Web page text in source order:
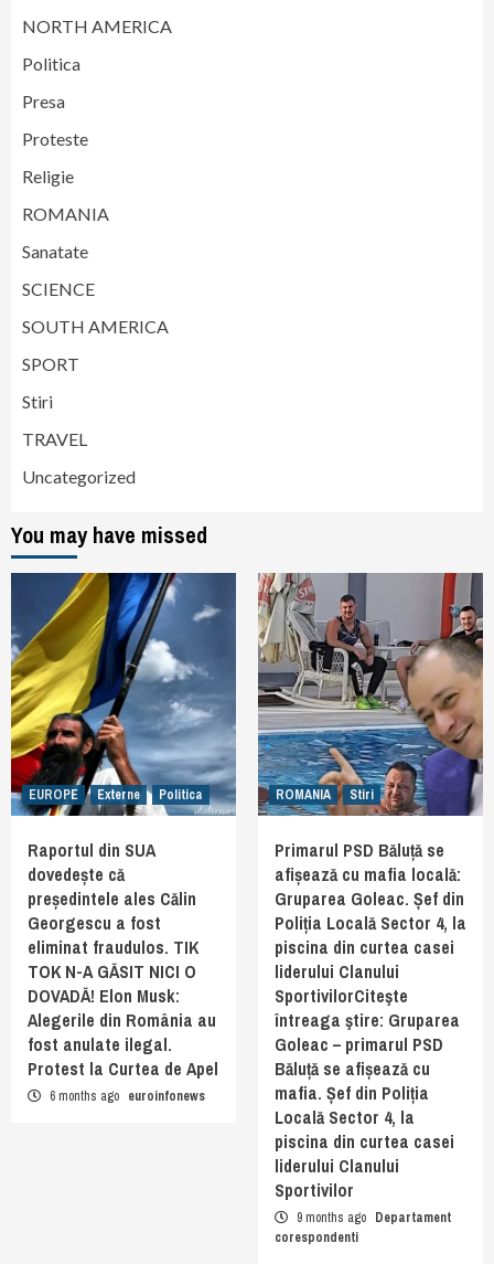
NORTH AMERICA
Politica
Presa
Proteste
Religie
ROMANIA
Sanatate
SCIENCE
SOUTH AMERICA
SPORT
Stiri
TRAVEL
Uncategorized
You may have missed
EUROPE Externe Politica
Raportul din SUA
dovedește că
președintele ales Călin
Georgescu a fost
eliminat fraudulos. TIK
TOK N-A GĂSIT NICI O
DOVADĂ! Elon Musk:
Alegerile din România au
fost anulate ilegal.
Protest la Curtea de Apel
6 months ago euroinfonews
ROMANIA Stiri
Primarul PSD Băluță se
afișează cu mafia locală:
Gruparea Goleac. Șef din
Poliția Locală Sector 4, la
piscina din curtea casei
liderului Clanului
SportivilorCiteşte
întreaga ştire: Gruparea
Goleac – primarul PSD
Băluță se afișează cu
mafia. Șef din Poliția
Locală Sector 4, la
piscina din curtea casei
liderului Clanului
Sportivilor
9 months ago Departament
corespondenti